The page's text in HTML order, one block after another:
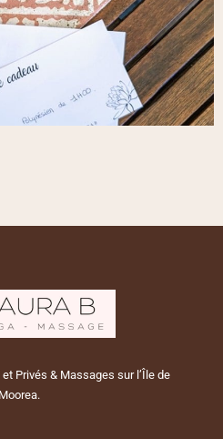
Privés & Massages sur l’Île de
Moorea.